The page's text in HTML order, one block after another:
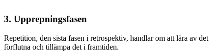
3. Upprepningsfasen
Repetition, den sista fasen i retrospektiv, handlar om att lära av det
förflutna och tillämpa det i framtiden.